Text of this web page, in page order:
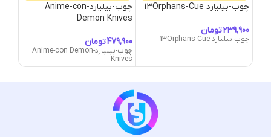
چوب-بیلیارد 13Orphans-Cue
تومان
چوب-بیلیارد 13Orphans-Cue
چوب-بیلیارد-Anime-con
Demon Knives
تومان
چوب-بیلیارد-Anime-con Demon
Knives